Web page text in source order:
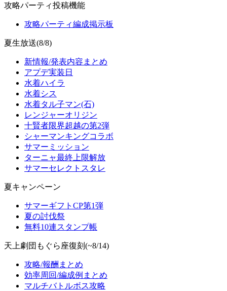
攻略パーティ投稿機能
攻略パーティ編成掲示板
夏生放送(8/8)
新情報/発表内容まとめ
アプデ実装日
水着ハイラ
水着シス
水着タル子マン(石)
レンジャーオリジン
十賢者限界超越の第2弾
シャーマンキングコラボ
サマーミッション
ターニャ最終上限解放
サマーセレクトスタレ
夏キャンペーン
サマーギフトCP第1弾
夏の討伐祭
無料10連スタンプ帳
天上劇団もぐら座復刻(~8/14)
攻略/報酬まとめ
効率周回/編成例まとめ
マルチバトルボス攻略